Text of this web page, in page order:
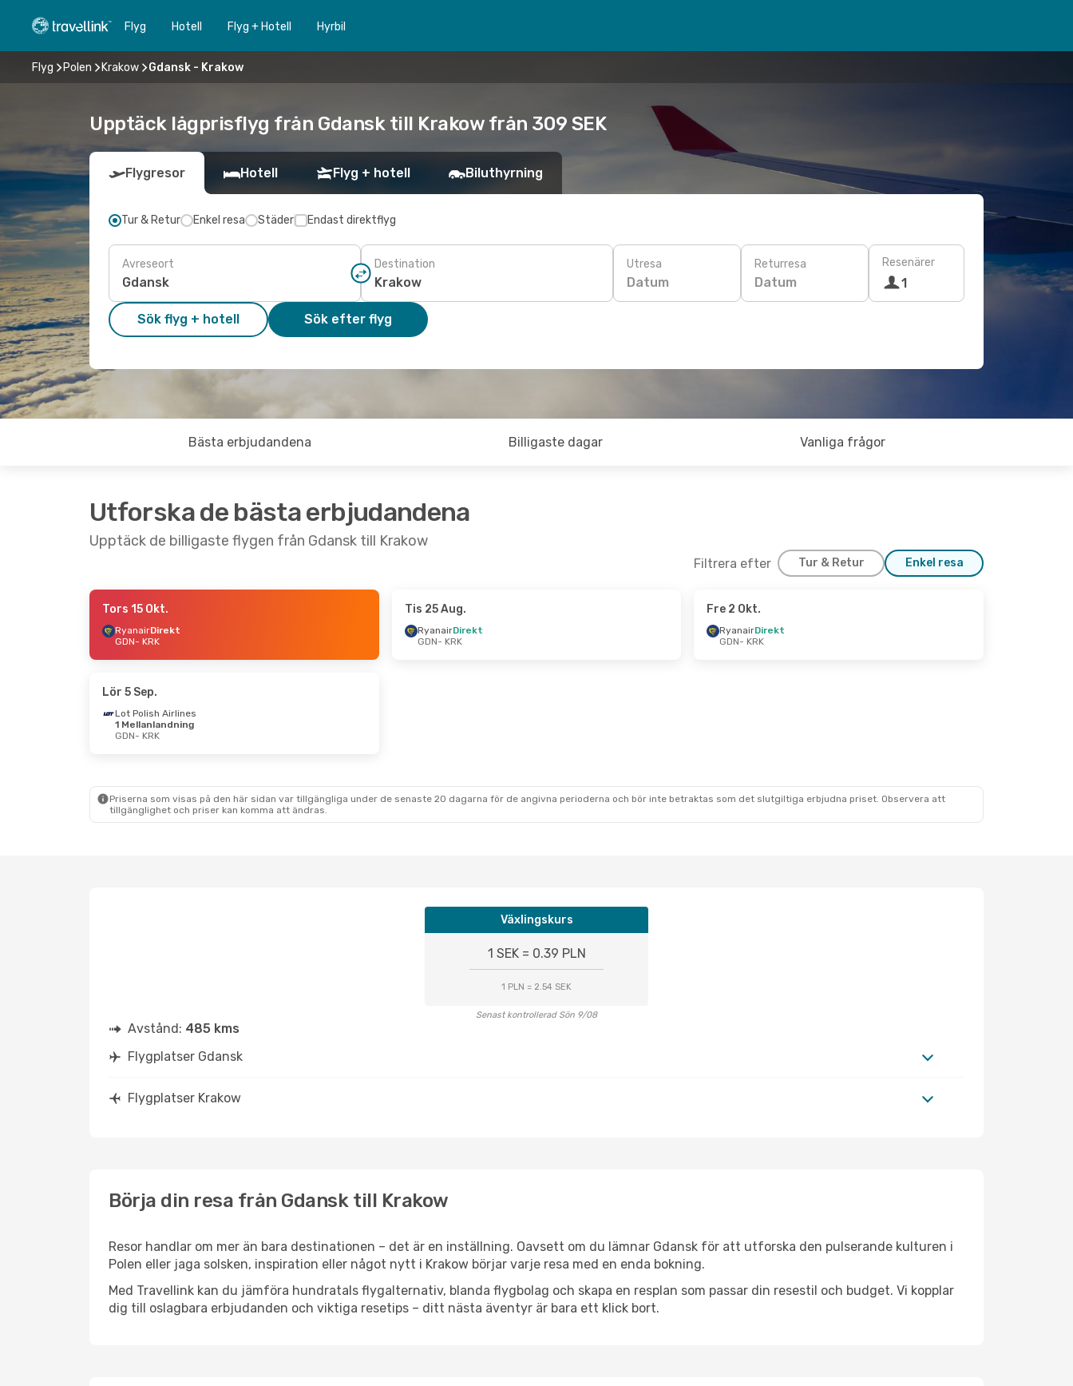
Flyg Hotell Flyg + Hotell Hyrbil
Flyg Polen Krakow Gdansk - Krakow
Upptäck lågprisflyg från Gdansk till Krakow från 309 SEK
Flygresor Hotell Flyg + hotell Biluthyrning
Tur & Retur Enkel resa Städer Endast direktflyg
Avreseort Destination Utresa
Datum
Returresa
Datum
Resenärer
1
Sök flyg + hotell Sök efter flyg
Bästa erbjudandena Billigaste dagar Vanliga frågor
Utforska de bästa erbjudandena
Upptäck de billigaste flygen från Gdansk till Krakow
Filtrera efter Tur & Retur Enkel resa
- Ons 9 Sep. - Mån 21 Sep.
- Tis 20 Okt.
Tors 15 Okt.
RyanairDirekt
GDN- KRK
Tis 25 Aug.
RyanairDirekt
GDN- KRK
Fre 2 Okt.
RyanairDirekt
GDN- KRK
Lör 5 Sep.
Lot Polish Airlines
1 Mellanlandning
GDN- KRK
Priserna som visas på den här sidan var tillgängliga under de senaste 20 dagarna för de angivna perioderna och bör inte betraktas som det slutgiltiga erbjudna priset. Observera att
tillgänglighet och priser kan komma att ändras.
Växlingskurs
1 SEK = 0.39 PLN
1 PLN = 2.54 SEK
Senast kontrollerad Sön 9/08
Avstånd: 485 kms
Flygplatser Gdansk
Flygplatser Krakow
Börja din resa från Gdansk till Krakow
Resor handlar om mer än bara destinationen – det är en inställning. Oavsett om du lämnar Gdansk för att utforska den pulserande kulturen i
Polen eller jaga solsken, inspiration eller något nytt i Krakow börjar varje resa med en enda bokning.
Med Travellink kan du jämföra hundratals flygalternativ, blanda flygbolag och skapa en resplan som passar din resestil och budget. Vi kopplar
dig till oslagbara erbjudanden och viktiga resetips – ditt nästa äventyr är bara ett klick bort.